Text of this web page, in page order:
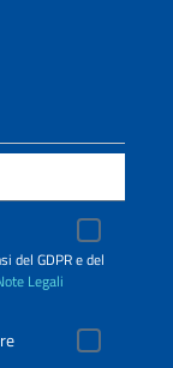
del GDPR e del
Legali